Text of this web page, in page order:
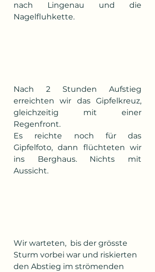
nach Lingenau und die
Nagelfluhkette.
Nach 2 Stunden Aufstieg
erreichten wir das Gipfelkreuz,
gleichzeitig mit einer
Regenfront.
Es reichte noch für das
Gipfelfoto, dann flüchteten wir
ins Berghaus. Nichts mit
Aussicht.
Wir warteten,  bis der grösste
Sturm vorbei war und riskierten
den Abstieg im strömenden